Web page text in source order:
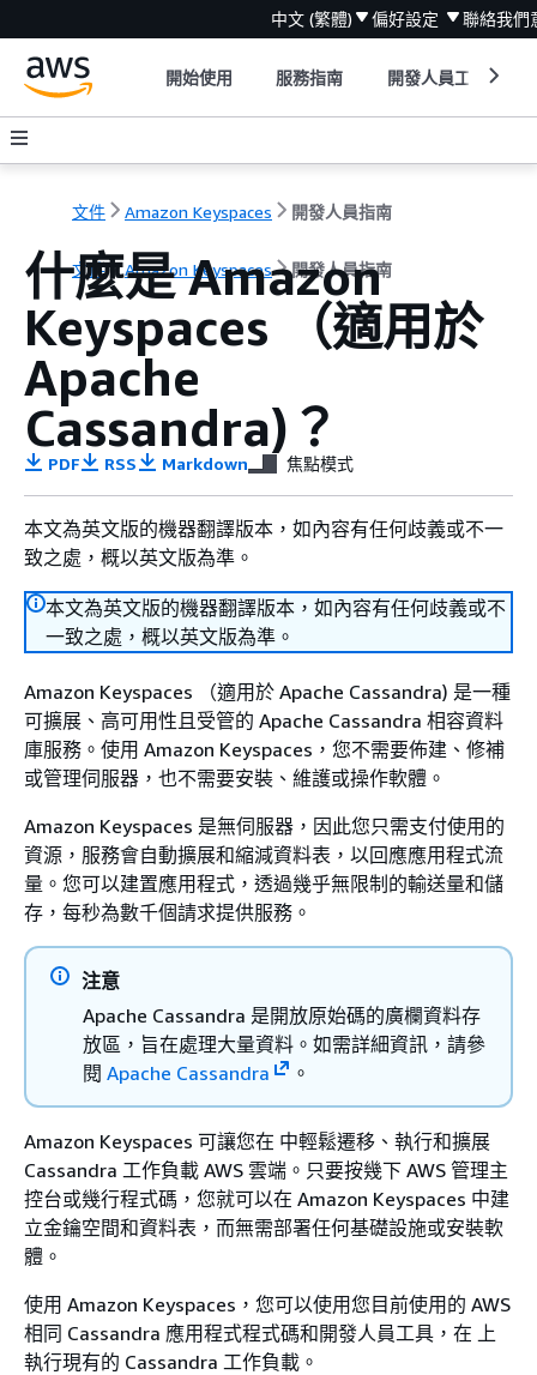
中文 (繁體) 偏好設定 聯絡我們
開始使用 服務指南 開發人員工具
文件 Amazon Keyspaces 開發人員指南
文件 Amazon Keyspaces 開發人員指南
什麼是 Amazon
Keyspaces （適用於
Apache
Cassandra)？
PDF RSS Markdown 焦點模式
本文為英文版的機器翻譯版本，如內容有任何歧義或不一
致之處，概以英文版為準。
本文為英文版的機器翻譯版本，如內容有任何歧義或不
一致之處，概以英文版為準。
Amazon Keyspaces （適用於 Apache Cassandra) 是一種
可擴展、高可用性且受管的 Apache Cassandra 相容資料
庫服務。使用 Amazon Keyspaces，您不需要佈建、修補
或管理伺服器，也不需要安裝、維護或操作軟體。
Amazon Keyspaces 是無伺服器，因此您只需支付使用的
資源，服務會自動擴展和縮減資料表，以回應應用程式流
量。您可以建置應用程式，透過幾乎無限制的輸送量和儲
存，每秒為數千個請求提供服務。
注意
Apache Cassandra 是開放原始碼的廣欄資料存
放區，旨在處理大量資料。如需詳細資訊，請參
閱 Apache Cassandra 。
Amazon Keyspaces 可讓您在 中輕鬆遷移、執行和擴展
Cassandra 工作負載 AWS 雲端。只要按幾下 AWS 管理主
控台或幾行程式碼，您就可以在 Amazon Keyspaces 中建
立金鑰空間和資料表，而無需部署任何基礎設施或安裝軟
體。
使用 Amazon Keyspaces，您可以使用您目前使用的 AWS
相同 Cassandra 應用程式程式碼和開發人員工具，在 上
執行現有的 Cassandra 工作負載。